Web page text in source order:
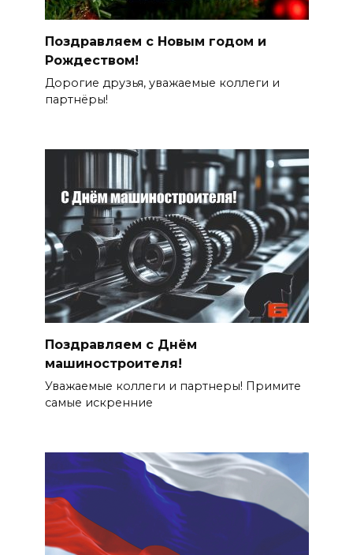
Поздравляем с Новым годом и
Рождеством!
Дорогие друзья, уважаемые коллеги и
партнёры!
Поздравляем с Днём
машиностроителя!
Уважаемые коллеги и партнеры! Примите
самые искренние